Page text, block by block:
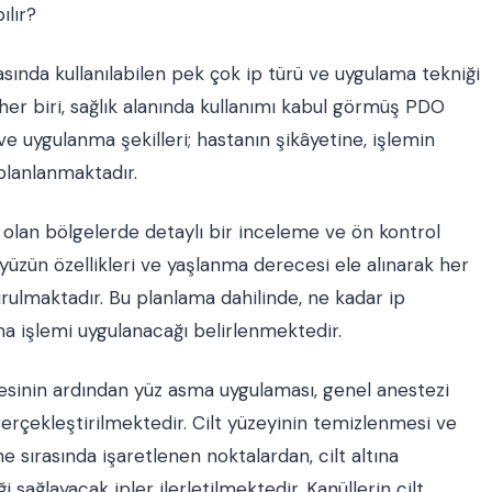
kullanılabilen pek çok ip türü ve uygulama tekniği
biri, sağlık alanında kullanımı kabul görmüş PDO
uygulanma şekilleri; hastanın şikâyetine, işlemin
bölgelerde detaylı bir inceleme ve ön kontrol
özellikleri ve yaşlanma derecesi ele alınarak her
Bu planlama dahilinde, ne kadar ip
işlemi uygulanacağı belirlenmektedir.
ardından yüz asma uygulaması, genel anestezi
Cilt yüzeyinin temizlenmesi ve
sırasında işaretlenen noktalardan, cilt altına